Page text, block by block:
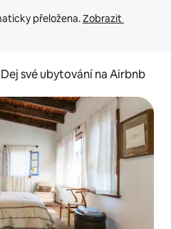
přeložena. Zobrazit
Dej své ubytování na Airbnb